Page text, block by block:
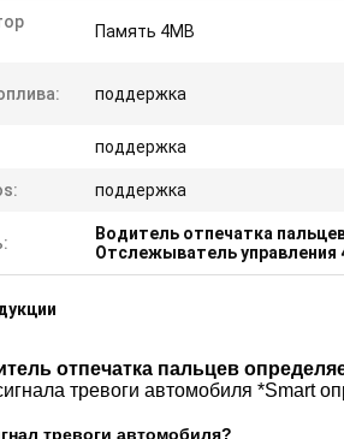
Память 4MB
поддержка
поддержка
поддержка
Водитель отпечатка
Отслежыватель управления
отпечатка пальцев
тревоги автомобиля *Smart
тревоги автомобиля?